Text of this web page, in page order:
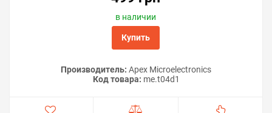
в наличии
Купить
Производитель: Apex Microelectronics
Код товара: me.t04d1